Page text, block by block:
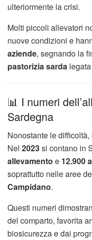
ulteriormente la crisi.
Molti piccoli allevatori
nuove condizioni e
aziende, segnando la
pastorizia sarda
📊 I numeri
Sardegna
Nonostante le
Nel 2023si contano in
allevamento e 12.900
soprattutto nelle aree
Campidano.
Questi numeri
del comparto, favorita
biosicurezza e dai